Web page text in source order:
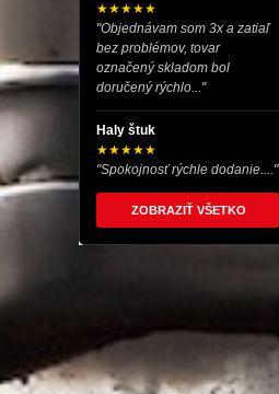
★★★★★
"Objednávam som 3x a zatiaľ
bez problémov, tovar
označený skladom bol
doručený rýchlo..."
Haly štuk
★★★★★
"Spokojnosť rýchle dodanie...."
ZOBRAZIŤ VŠETKO